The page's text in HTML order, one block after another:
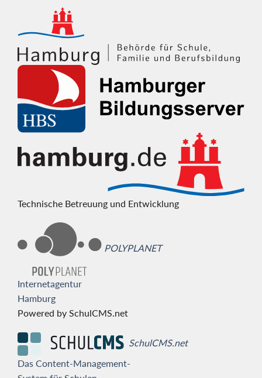
Technische Betreuung und Entwicklung
POLYPLANET
Internetagentur
Hamburg
Powered by SchulCMS.net
SchulCMS.net
Das Content-Management-